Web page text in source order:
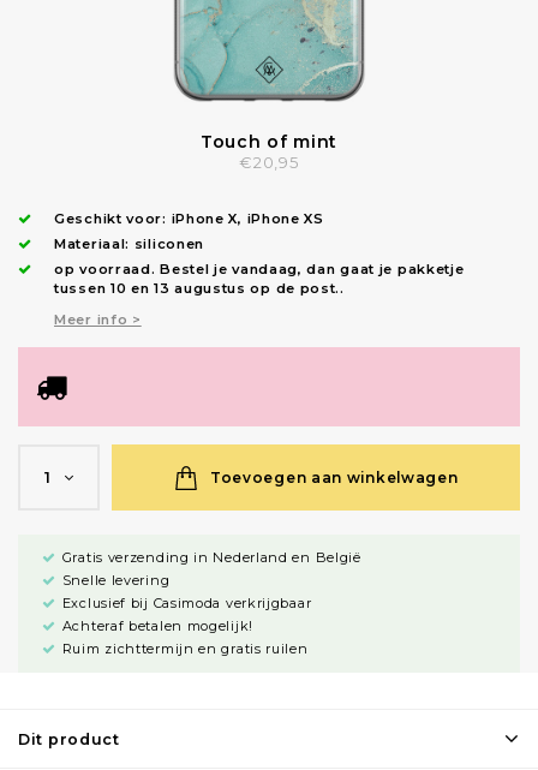
Touch of mint
€20,95
Geschikt voor: iPhone X, iPhone XS
Materiaal: siliconen
op voorraad.Bestel je vandaag, dan gaat je pakketje
tussen 10 en 13 augustus op de post..
Meer info >
1 Toevoegen aan winkelwagen
Gratis verzending in Nederland en België
Snelle levering
Exclusief bij Casimoda verkrijgbaar
Achteraf betalen mogelijk!
Ruim zichttermijn en gratis ruilen
Dit product